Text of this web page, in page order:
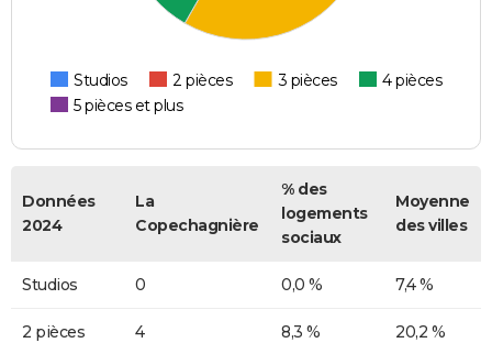
Studios 2 pièces 3 pièces
4 pièces
5 pièces et plus
Données
2024
La
Copechagnière
% des
logements
sociaux
Moyenne
des villes
Studios 0 0,0 % 7,4 %
2 pièces 4 8,3 % 20,2 %